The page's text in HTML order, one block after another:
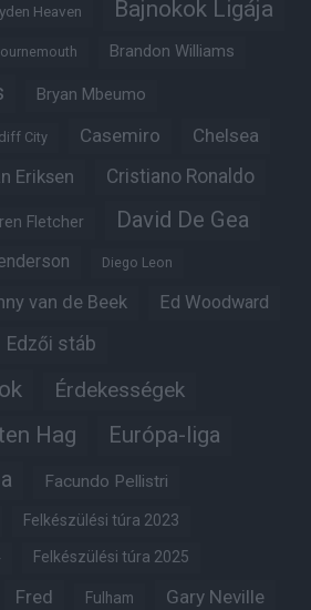
Heaven Bajnokok Ligája
Brandon Williams
Bryan Mbeumo
City Casemiro Chelsea
Eriksen Cristiano Ronaldo
Fletcher David De Gea
Diego Leon
van de Beek Ed Woodward
Edzői stáb
Érdekességek
Hag Európa-liga
Facundo Pellistri
Felkészülési túra 2023
Felkészülési túra 2025
Fred Fulham Gary Neville